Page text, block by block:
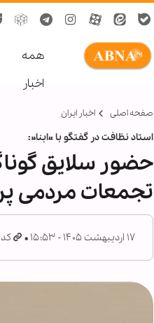
همه
اخبار
صفحه اصلی اخبار ایران
استاد نظافت در گفتگو با «ابنا»:
حضور سلایق
تجمعات مردمی
۱۷ اردیبهشت ۱۴۰۵ - ۱۵:۵۳ کد